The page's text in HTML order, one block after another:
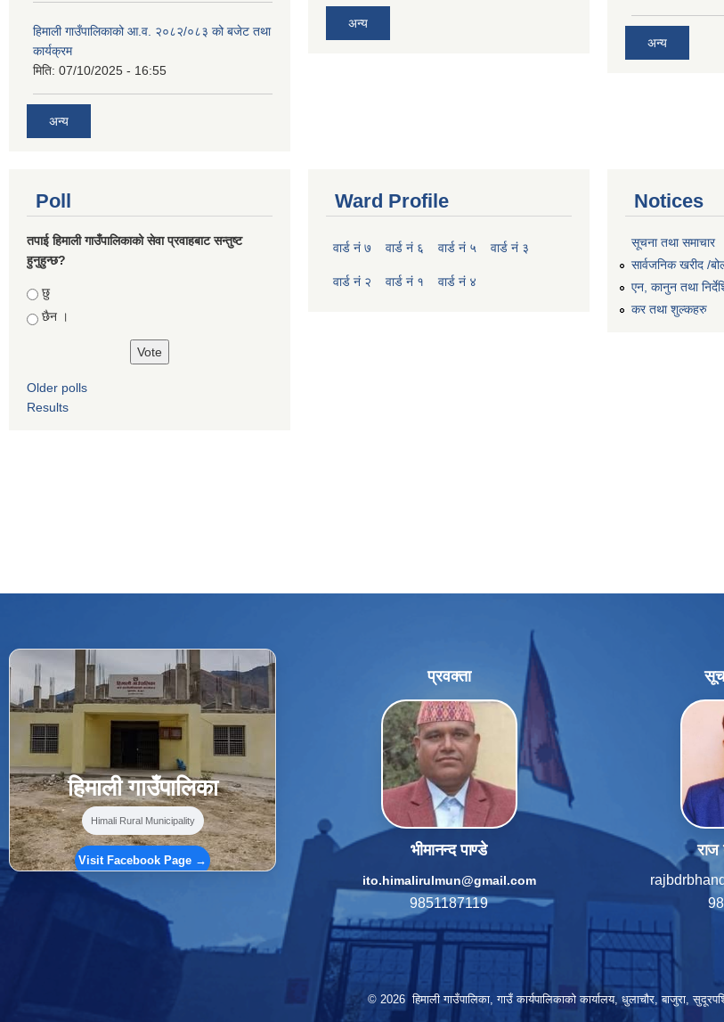
हिमाली गाउँपालिकाको आ.व. २०८२/०८३ को बजेट तथा
कार्यक्रम
मिति: 07/10/2025 - 16:55
अन्य
अन्य
अन्य
Poll
तपाई हिमाली गाउँपालिकाको सेवा प्रवाहबाट सन्तुष्ट
हुनुहुन्छ?
Choices
छु
छैन ।
Older polls
Results
Ward Profile
वार्ड नं ७ वार्ड नं ६ वार्ड नं ५ वार्ड नं ३
वार्ड नं २ वार्ड नं १ वार्ड नं ४
Notices
सूचना तथा समाचार
सार्वजनिक खरीद /
एन, कानुन तथा
कर तथा शुल्कहरु
f Facebook ⋯
हिमाली गाउँपालिका
Himali Rural Municipality
Visit Facebook Page →
प्रवक्ता
भीमानन्द पाण्डे
ito.himalirulmun@gmail.com
9851187119
राज
© 2026 हिमाली गाउँपालिका, गाउँ कार्यपालिकाकाे कार्यालय, धुलाचौर, बाजुरा,